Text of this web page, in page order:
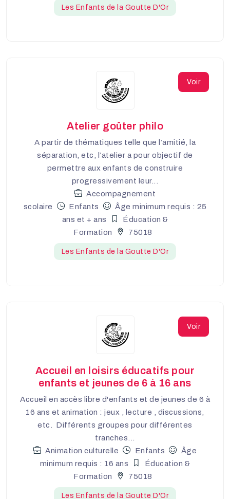
Les Enfants de la Goutte D'Or
Voir
Atelier goûter philo
A partir de thématiques telle que l’amitié, la
séparation, etc, l’atelier a pour objectif de
permettre aux enfants de construire
progressivement leur...
Accompagnement
scolaire
Enfants
Âge minimum requis : 25
ans et + ans
Éducation &
Formation
75018
Les Enfants de la Goutte D'Or
Voir
Accueil en loisirs éducatifs pour
enfants et jeunes de 6 à 16 ans
Accueil en accès libre d'enfants et de jeunes de 6 à
16 ans et animation : jeux , lecture , discussions,
etc. Différents groupes pour différentes
tranches...
Animation culturelle
Enfants
Âge
minimum requis : 16 ans
Éducation &
Formation
75018
Les Enfants de la Goutte D'Or